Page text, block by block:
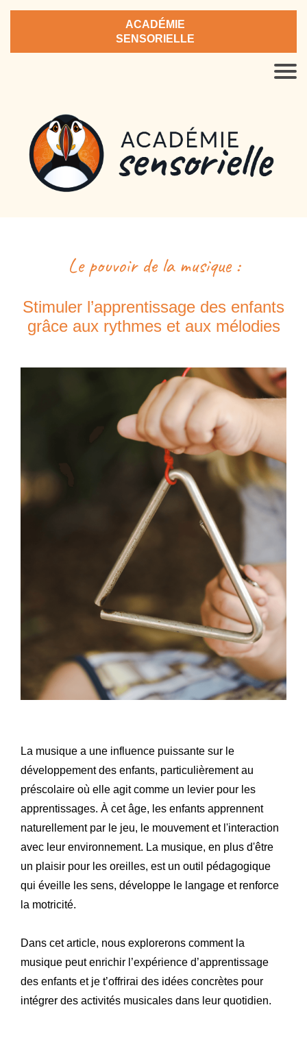
ACADÉMIE
SENSORIELLE
Le pouvoir de la musique :
Stimuler l’apprentissage des enfants
grâce aux rythmes et aux mélodies
La musique a une influence puissante sur le
développement des enfants, particulièrement au
préscolaire où elle agit comme un levier pour les
apprentissages. À cet âge, les enfants apprennent
naturellement par le jeu, le mouvement et l'interaction
avec leur environnement. La musique, en plus d'être
un plaisir pour les oreilles, est un outil pédagogique
qui éveille les sens, développe le langage et renforce
la motricité.
Dans cet article, nous explorerons comment la
musique peut enrichir l’expérience d’apprentissage
des enfants et je t’offrirai des idées concrètes pour
intégrer des activités musicales dans leur quotidien.